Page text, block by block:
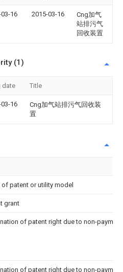
16 2015-03-16
Cng加气
站排污气
回收装置
(1)
date Title
16
Cng加气站排污气回收装
置
of patent or utility model
grant
of patent right due to non-
of patent right due to non-